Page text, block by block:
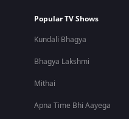
Popular TV Shows
Kundali Bhagya
Bhagya Lakshmi
Mithai
Apna Time Bhi Aayega